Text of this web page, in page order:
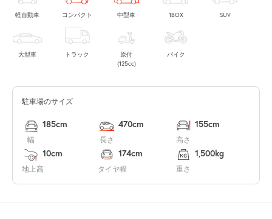
軽自動車 コンパクト 中型車 1BOX SUV
大型車 トラック
原付
(125cc)
バイク
駐車場のサイズ
幅
185cm
長さ
470cm
高さ
155cm
地上高
10cm
タイヤ幅
174cm
重さ
1,500kg